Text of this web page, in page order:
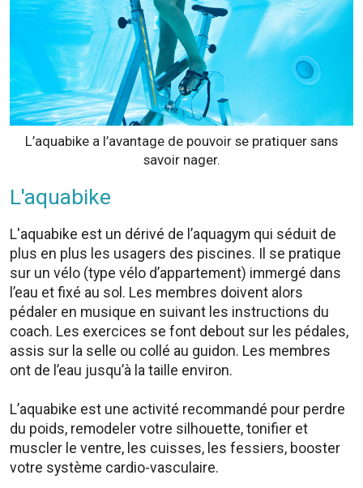
L’aquabike a l’avantage de pouvoir se pratiquer sans
savoir nager.
L'aquabike
L'aquabike est un dérivé de l’aquagym qui séduit de
plus en plus les usagers des piscines. Il se pratique
sur un vélo (type vélo d’appartement) immergé dans
l’eau et fixé au sol. Les membres doivent alors
pédaler en musique en suivant les instructions du
coach. Les exercices se font debout sur les pédales,
assis sur la selle ou collé au guidon. Les membres
ont de l’eau jusqu’à la taille environ.
L’aquabike est une activité recommandé pour perdre
du poids, remodeler votre silhouette, tonifier et
muscler le ventre, les cuisses, les fessiers, booster
votre système cardio-vasculaire.